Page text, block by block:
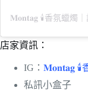
店家資訊：
IG： 𝐌𝐨𝐧𝐭𝐚𝐠 🕯️
私訊小盒子